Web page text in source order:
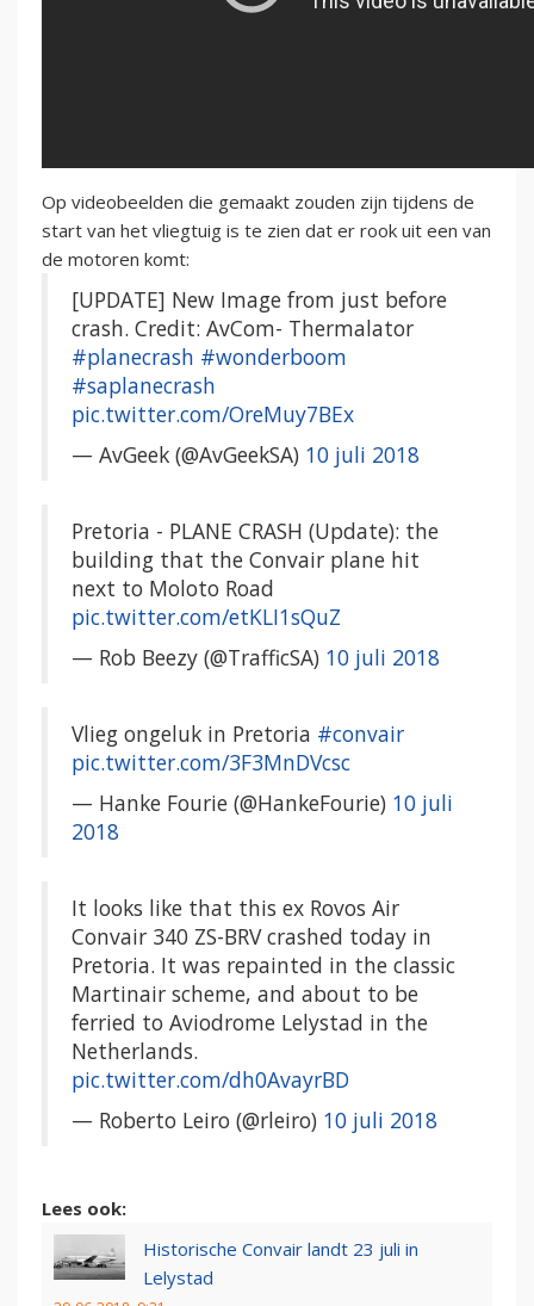
Op videobeelden die gemaakt zouden zijn tijdens de
start van het vliegtuig is te zien dat er rook uit een van
de motoren komt:
[UPDATE] New Image from just before
crash. Credit: AvCom- Thermalator
#planecrash #wonderboom
#saplanecrash
pic.twitter.com/OreMuy7BEx
— AvGeek (@AvGeekSA) 10 juli 2018
Pretoria - PLANE CRASH (Update): the
building that the Convair plane hit
next to Moloto Road
pic.twitter.com/etKLI1sQuZ
— Rob Beezy (@TrafficSA) 10 juli 2018
Vlieg ongeluk in Pretoria #convair
pic.twitter.com/3F3MnDVcsc
— Hanke Fourie (@HankeFourie) 10 juli
2018
It looks like that this ex Rovos Air
Convair 340 ZS-BRV crashed today in
Pretoria. It was repainted in the classic
Martinair scheme, and about to be
ferried to Aviodrome Lelystad in the
Netherlands.
pic.twitter.com/dh0AvayrBD
— Roberto Leiro (@rleiro) 10 juli 2018
Lees ook:
Historische Convair landt 23 juli in
Lelystad